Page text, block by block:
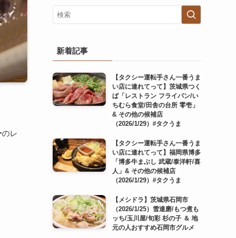
のレ
新着記事
【タクシー運転手さん一番うま
い店に連れてって】茨城県つく
ば「レストラン フライパン/い
ちむら食堂/田舎の台所 零壱」
& その他の候補店
（2026/1/29）#タクうま
【タクシー運転手さん一番うま
い店に連れてって】福岡県博多
「博多牛まぶし 武蔵/泰洋軒/喜
人」& その他の候補店
（2026/1/29）#タクうま
【メシドラ】茨城県石岡市
（2026/1/25）雪達磨/もつ煮も
ッち/玉川屋/旬彩 杉の子 ＆ 地
元の人おすすめ石岡市グルメ